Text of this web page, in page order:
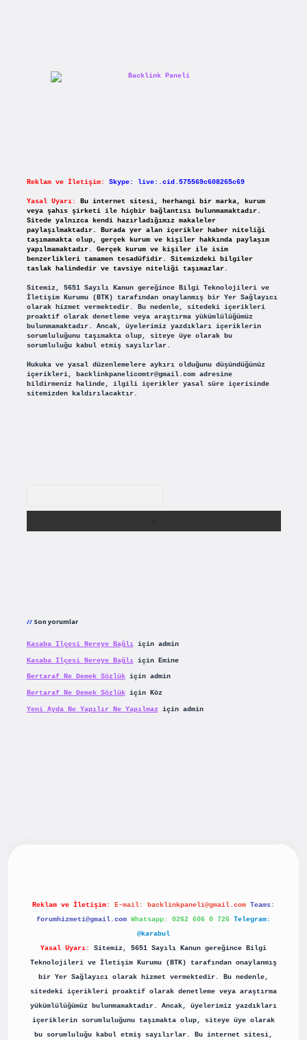
Reklam ve İletişim: Skype: live:.cid.575569c608265c69
Yasal Uyarı:
Bu internet sitesi, herhangi bir marka, kurum
veya şahıs şirketi ile hiçbir bağlantısı bulunmamaktadır.
Sitede yalnızca kendi hazırladığımız makaleler
paylaşılmaktadır. Burada yer alan içerikler haber niteliği
taşımamakta olup, gerçek kurum ve kişiler hakkında paylaşım
yapılmamaktadır. Gerçek kurum ve kişiler ile isim
benzerlikleri tamamen tesadüfidir. Sitemizdeki bilgiler
taslak halindedir ve tavsiye niteliği taşımazlar.
Sitemiz, 5651 Sayılı Kanun gereğince Bilgi Teknolojileri ve
İletişim Kurumu (BTK) tarafından onaylanmış bir Yer Sağlayıcı
olarak hizmet vermektedir. Bu nedenle, sitedeki içerikleri
proaktif olarak denetleme veya araştırma yükümlülüğümüz
bulunmamaktadır. Ancak, üyelerimiz yazdıkları içeriklerin
sorumluluğunu taşımakta olup, siteye üye olarak bu
sorumluluğu kabul etmiş sayılırlar.
Hukuka ve yasal düzenlemelere aykırı olduğunu düşündüğünüz
içerikleri, backlinkpanelicomtr@gmail.comadresine
bildirmeniz halinde, ilgili içerikler yasal süre içerisinde
sitemizden kaldırılacaktır.
Son yorumlar
Kasaba Ilçesi Nereye Bağlıiçin admin
Kasaba Ilçesi Nereye Bağlıiçin Emine
Bertaraf Ne Demek Sözlükiçin admin
Bertaraf Ne Demek Sözlükiçin Köz
Yeni Ayda Ne Yapılır Ne Yapılmaziçin admin
Reklam ve İletişim: E-mail: backlinkpaneli@gmail.com Teams:
forumhizmeti@gmail.com Whatsapp: 0262 606 0 726 Telegram:
@karabul
Yasal Uyarı:
Sitemiz, 5651 Sayılı Kanun gereğince Bilgi
Teknolojileri ve İletişim Kurumu (BTK) tarafından onaylanmış
bir Yer Sağlayıcı olarak hizmet vermektedir. Bu nedenle,
sitedeki içerikleri proaktif olarak denetleme veya araştırma
yükümlülüğümüz bulunmamaktadır. Ancak, üyelerimiz yazdıkları
içeriklerin sorumluluğunu taşımakta olup, siteye üye olarak
bu sorumluluğu kabul etmiş sayılırlar. Bu internet sitesi,